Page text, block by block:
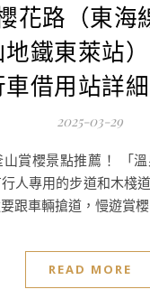
花路（東海
鐵東萊站
車借用站詳細
2025-03-29
人專用的步道和木棧
跟車輛搶道，慢遊賞
READ MORE